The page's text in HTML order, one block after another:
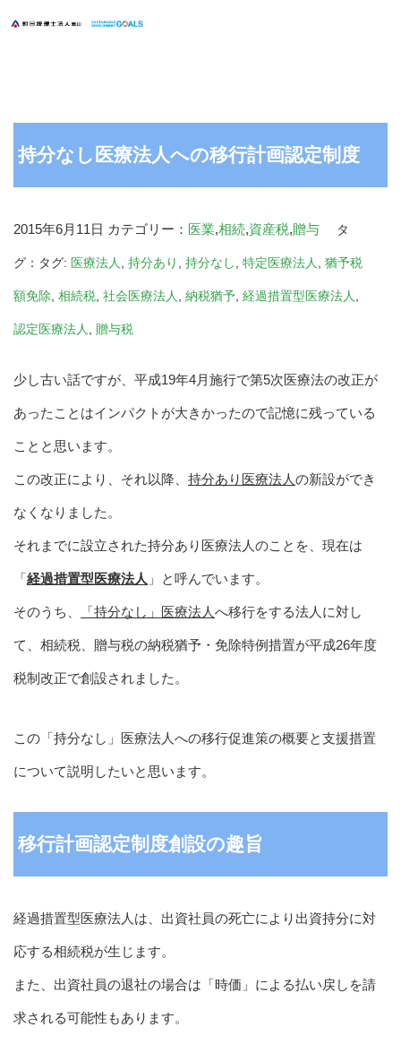
持分なし医療法人への移行計画認定制度
2015年6月11日 カテゴリー： 医業,相続,資産税,贈与 タ
グ：タグ: 医療法人 持分あり 持分なし 特定医療法人 猶予税
額免除 相続税 社会医療法人 納税猶予 経過措置型医療法人
認定医療法人 贈与税
少し古い話ですが、平成19年4月施行で第5次医療法の改正が
あったことはインパクトが大きかったので記憶に残っている
ことと思います。
この改正により、それ以降、 持分あり医療法人の新設ができ
なくなりました。
それまでに設立された持分あり医療法人のことを、現在は
「経過措置型医療法人 」と呼んでいます。
そのうち、 「持分なし」医療法人へ移行をする法人に対し
て、相続税、贈与税の納税猶予・免除特例措置が平成26年度
税制改正で創設されました。
この「持分なし」医療法人への移行促進策の概要と支援措置
について説明したいと思います。
移行計画認定制度創設の趣旨
経過措置型医療法人は、出資社員の死亡により出資持分に対
応する相続税が生じます。
また、出資社員の退社の場合は「時価」による払い戻しを請
求される可能性もあります。